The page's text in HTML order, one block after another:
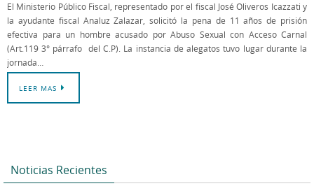
El Ministerio Público Fiscal, representado por el fiscal José Oliveros Icazzati y
la ayudante fiscal Analuz Zalazar, solicitó la pena de 11 años de prisión
efectiva para un hombre acusado por Abuso Sexual con Acceso Carnal
(Art.119 3° párrafo del C.P). La instancia de alegatos tuvo lugar durante la
jornada…
LEER MAS
Noticias Recientes